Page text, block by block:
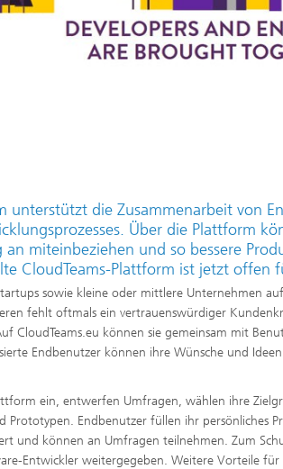
unterstützt die Zusammenarbeit von
Über die Plattform
miteinbeziehen und so bessere
CloudTeams-Plattform ist jetzt offen
sowie kleine oder mittlere Unternehmen
fehlt oftmals ein vertrauenswürdiger
CloudTeams.eu können sie gemeinsam mit
Endbenutzer können ihre Wünsche und
ein, entwerfen Umfragen, wählen ihre
Endbenutzer füllen ihr persönliches
und können an Umfragen teilnehmen. Zum
Entwickler weitergegeben. Weitere Vorteile